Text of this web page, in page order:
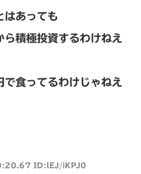
はあっても
積極投資するわけねえ
食ってるわけじゃねえ
ID:lEJ/iKPJ0